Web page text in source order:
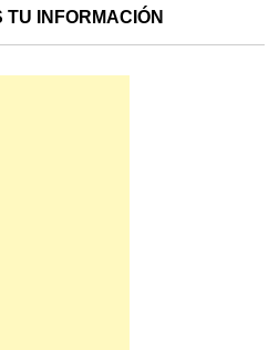
TU INFORMACIÓN